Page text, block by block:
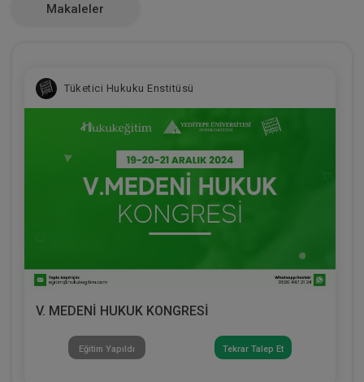
Makaleler
Tüketici Hukuku Enstitüsü
V. MEDENİ HUKUK KONGRESİ
Eğitim Yapıldı Tekrar Talep Et